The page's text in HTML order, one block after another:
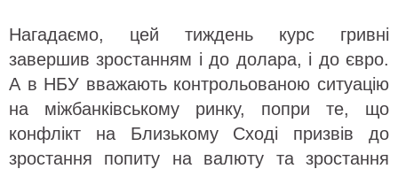
Нагадаємо, цей тиждень курс гривні
завершив зростанням і до долара, і до євро.
А в НБУ вважають контрольованою ситуацію
на міжбанківському ринку, попри те, що
конфлікт на Близькому Сході призвів до
зростання попиту на валюту та зростання